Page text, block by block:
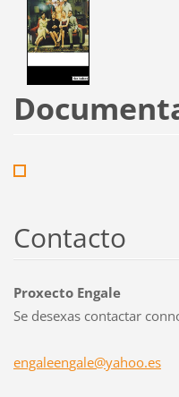
Contacto
Proxecto Engale
Se desexas contactar
engaleengale@yahoo.es